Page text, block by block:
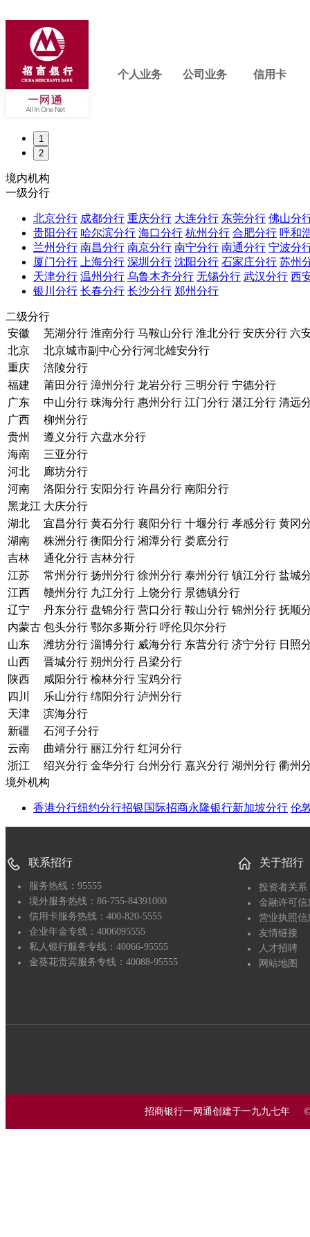
个人业务 公司业务 信用卡
1
2
境内机构
一级分行
北京分行 成都分行 重庆分行 大连分行 东莞分行 佛山分
贵阳分行 哈尔滨分行 海口分行 杭州分行 合肥分行 呼和
兰州分行 南昌分行 南京分行 南宁分行 南通分行 宁波分
厦门分行 上海分行 深圳分行 沈阳分行 石家庄分行 苏州
天津分行 温州分行 乌鲁木齐分行 无锡分行 武汉分行 西
银川分行 长春分行 长沙分行 郑州分行
二级分行
安徽
芜湖分行 淮南分行 马鞍山分行 淮北分行 安庆分行 六
北京
北京城市副中心分行河北雄安分行
重庆
涪陵分行
福建
莆田分行 漳州分行 龙岩分行 三明分行 宁德分行
广东
中山分行 珠海分行 惠州分行 江门分行 湛江分行 清远
广西
柳州分行
贵州
遵义分行 六盘水分行
海南
三亚分行
河北
廊坊分行
河南
洛阳分行 安阳分行 许昌分行 南阳分行
黑龙江 大庆分行
湖北
宜昌分行 黄石分行 襄阳分行 十堰分行 孝感分行 黄冈
湖南
株洲分行 衡阳分行 湘潭分行 娄底分行
吉林
通化分行 吉林分行
江苏
常州分行 扬州分行 徐州分行 泰州分行 镇江分行 盐城
江西
赣州分行 九江分行 上饶分行 景德镇分行
辽宁
丹东分行 盘锦分行 营口分行 鞍山分行 锦州分行 抚顺
内蒙古 包头分行 鄂尔多斯分行 呼伦贝尔分行
山东
潍坊分行 淄博分行 威海分行 东营分行 济宁分行 日照
山西
晋城分行 朔州分行 吕梁分行
陕西
咸阳分行 榆林分行 宝鸡分行
四川
乐山分行 绵阳分行 泸州分行
天津
滨海分行
新疆
石河子分行
云南
曲靖分行 丽江分行 红河分行
浙江
绍兴分行 金华分行 台州分行 嘉兴分行 湖州分行 衢州
境外机构
香港分行纽约分行招银国际招商永隆银行新加坡分行 伦
联系招行
服务热线：95555
境外服务热线：86-755-84391000
信用卡服务热线：400-820-5555
企业年金专线：4006095555
私人银行服务专线：40066-95555
金葵花贵宾服务专线：40088-95555
关于招行
投资者关系
金融许可信
营业执照信
友情链接
人才招聘
网站地图
招商银行一网通创建于一九九七年